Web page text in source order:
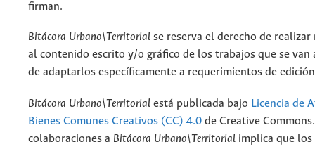
firman.
Bitácora Urbano\Territorial se reserva el derecho de realizar
al contenido escrito y/o gráfico de los trabajos que se van
de adaptarlos específicamente a requerimientos de
Bitácora Urbano\Territorial está publicada bajo Licencia de
Bienes Comunes Creativos (CC) 4.0 de Creative
colaboraciones a Bitácora Urbano\Territorial implica que los